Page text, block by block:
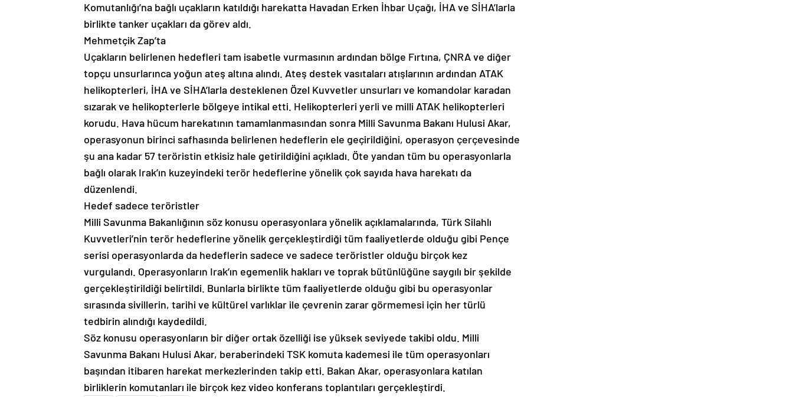
Komutanlığı’na bağlı uçakların katıldığı harekatta Havadan Erken İhbar Uçağı, İHA ve SİHA’larla
birlikte tanker uçakları da görev aldı.
Mehmetçik Zap’ta
Uçakların belirlenen hedefleri tam isabetle vurmasının ardından bölge Fırtına, ÇNRA ve diğer
topçu unsurlarınca yoğun ateş altına alındı. Ateş destek vasıtaları atışlarının ardından ATAK
helikopterleri, İHA ve SİHA’larla desteklenen Özel Kuvvetler unsurları ve komandolar karadan
sızarak ve helikopterlerle bölgeye intikal etti. Helikopterleri yerli ve milli ATAK helikopterleri
korudu. Hava hücum harekatının tamamlanmasından sonra Milli Savunma Bakanı Hulusi Akar,
operasyonun birinci safhasında belirlenen hedeflerin ele geçirildiğini, operasyon çerçevesinde
şu ana kadar 57 teröristin etkisiz hale getirildiğini açıkladı. Öte yandan tüm bu operasyonlarla
bağlı olarak Irak’ın kuzeyindeki terör hedeflerine yönelik çok sayıda hava harekatı da
düzenlendi.
Hedef sadece teröristler
Milli Savunma Bakanlığının söz konusu operasyonlara yönelik açıklamalarında, Türk Silahlı
Kuvvetleri’nin terör hedeflerine yönelik gerçekleştirdiği tüm faaliyetlerde olduğu gibi Pençe
serisi operasyonlarda da hedeflerin sadece ve sadece teröristler olduğu birçok kez
vurgulandı. Operasyonların Irak’ın egemenlik hakları ve toprak bütünlüğüne saygılı bir şekilde
gerçekleştirildiği belirtildi. Bunlarla birlikte tüm faaliyetlerde olduğu gibi bu operasyonlar
sırasında sivillerin, tarihi ve kültürel varlıklar ile çevrenin zarar görmemesi için her türlü
tedbirin alındığı kaydedildi.
Söz konusu operasyonların bir diğer ortak özelliği ise yüksek seviyede takibi oldu. Milli
Savunma Bakanı Hulusi Akar, beraberindeki TSK komuta kademesi ile tüm operasyonları
başından itibaren harekat merkezlerinden takip etti. Bakan Akar, operasyonlara katılan
birliklerin komutanları ile birçok kez video konferans toplantıları gerçekleştirdi.